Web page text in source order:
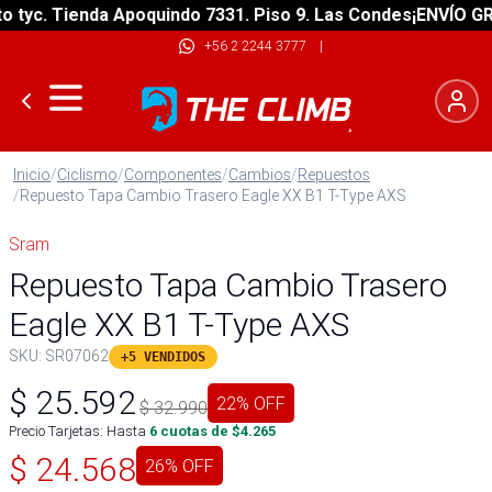
Tienda Apoquindo 7331. Piso 9. Las Condes¡ENVÍO
+56 2 2244 3777 |
Inicio/Ciclismo/Componentes/Cambios/Repuestos
/Repuesto Tapa Cambio Trasero Eagle XX B1 T-Type AXS
Sram
Repuesto Tapa Cambio Trasero
Eagle XX B1 T-Type AXS
SKU: SR07062 +5 VENDIDOS
$ 25.592 $32.990 22% OFF
Precio Tarjetas: Hasta 6 cuotas de $4.265
$ 24.568 26% OFF